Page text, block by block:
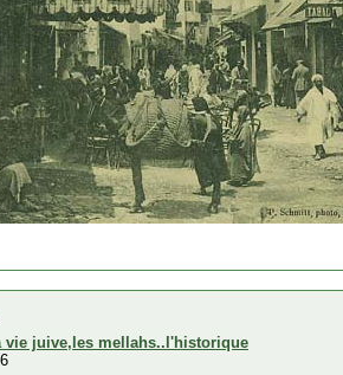
vie juive,les mellahs..l'historique